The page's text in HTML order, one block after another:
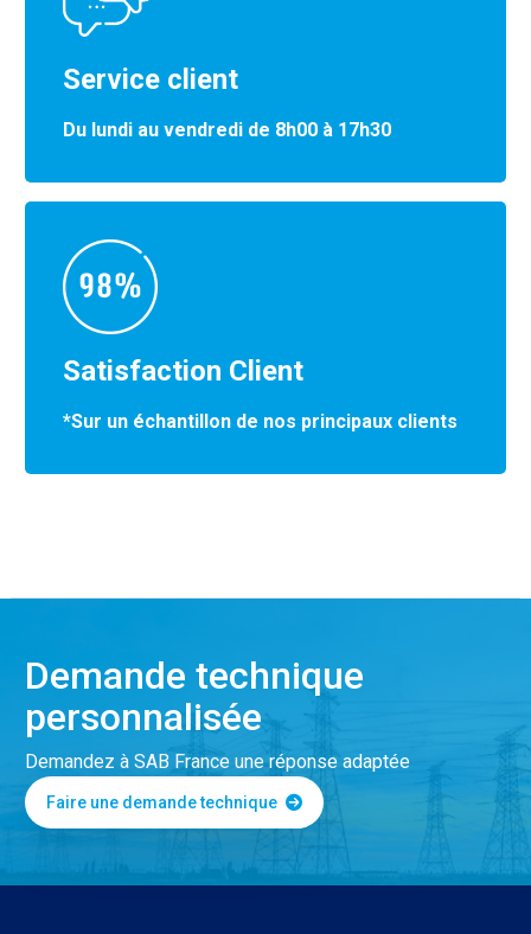
Service client
Du lundi au vendredi de 8h00 à 17h30
Satisfaction Client
*Sur un échantillon de nos principaux clients
Demande technique
personnalisée
Demandez à SAB France une réponse adaptée
Faire une demande technique